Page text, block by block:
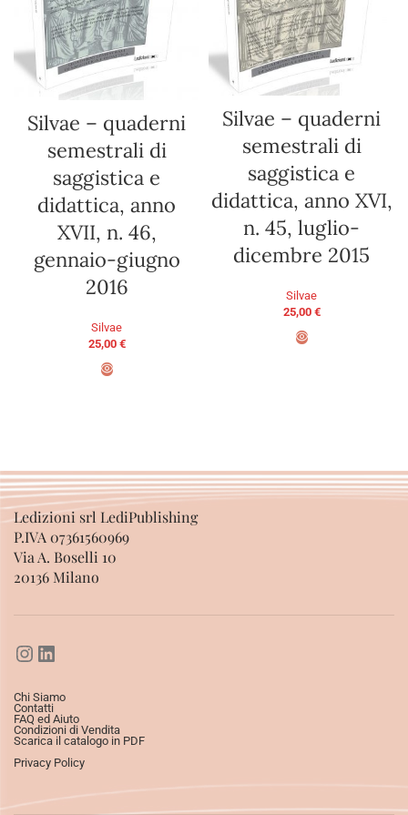
Silvae – quaderni
semestrali di
saggistica e
didattica, anno
XVII, n. 46,
gennaio-giugno
2016
Silvae
25,00 €
Silvae – quaderni
semestrali di
saggistica e
didattica, anno XVI,
n. 45, luglio-
dicembre 2015
Silvae
25,00 €
Ledizioni srl LediPublishing
P.IVA 07361560969
Via A. Boselli 10
20136 Milano
Chi Siamo
Contatti
FAQ ed Aiuto
Condizioni di Vendita
Scarica il catalogo in PDF
Privacy Policy